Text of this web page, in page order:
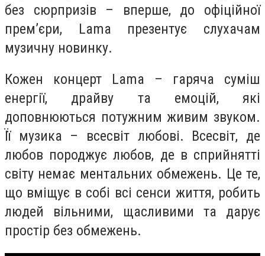
без сюрпризів – вперше, до офіційної
прем’єри, Lama презентує слухачам
музичну новинку.
Кожен концерт Lama – гаряча суміш
енергії, драйву та емоцій, які
доповнюються потужним живим звуком.
Її музика – всесвіт любові. Всесвіт, де
любов породжує любов, де в сприйнятті
світу немає ментальних обмежень. Це те,
що вміщує в собі всі сенси життя, робить
людей вільними, щасливими та дарує
простір без обмежень.